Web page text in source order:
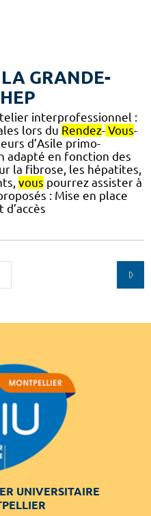
LA GRANDE-
interprofessionnel :
lors du Rendez- Vous-
d’Asile primo-
adapté en fonction des
la fibrose, les hépatites,
vous pourrez assister à
: Mise en place
UNIVERSITAIRE